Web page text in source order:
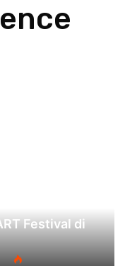
Festival di